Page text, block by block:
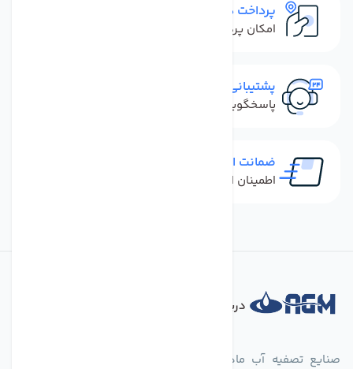
پرداخت در محل
امکان پرداخت کل فاکتور در محل
پشتیبانی سریع
پاسخگویی سریع به تماس‌ها و پیام‌ها
ضمانت اصل بودن کالا
اطمینان از خرید کالای اورجینال
درباره فروشگاه